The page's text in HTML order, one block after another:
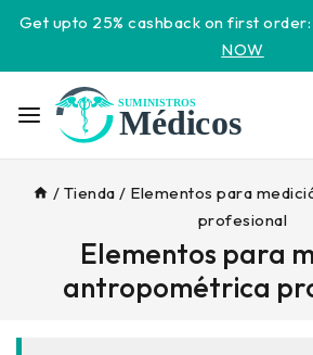
Get upto 25% cashback on first
NOW
/ Tienda / Elementos para
profesional
Elementos para
antropométrica